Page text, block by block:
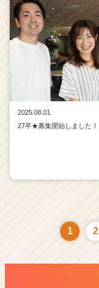
2025.08.01
27卒★募集開始しました！
1 2